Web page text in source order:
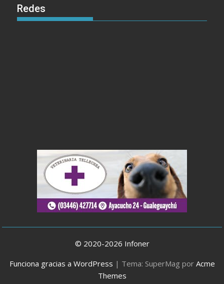
Redes
© 2020-2026 Infoner
Funciona gracias a WordPress | Tema: SuperMag por Acme
Themes